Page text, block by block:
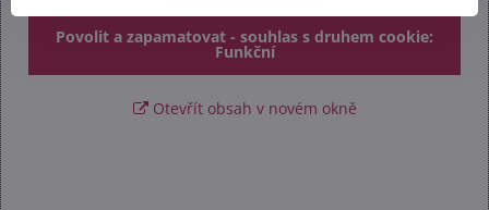
Povolit a zapamatovat - souhlas s druhem cookie:
Funkční
Otevřít obsah v novém okně